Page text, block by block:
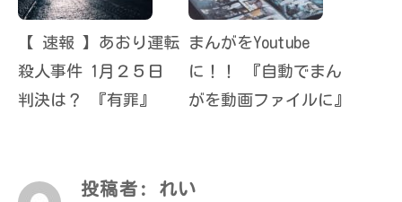
【 速報 】あおり運転
殺人事件 1月２５日
判決は？ 『有罪』
まんがをYoutube
に！！ 『自動でまん
がを動画ファイルに』
投稿者: れい